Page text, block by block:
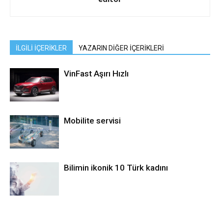
İLGİLİ İÇERİKLER YAZARIN DİĞER İÇERİKLERİ
VinFast Aşırı Hızlı
Mobilite servisi
Bilimin ikonik 10 Türk kadını